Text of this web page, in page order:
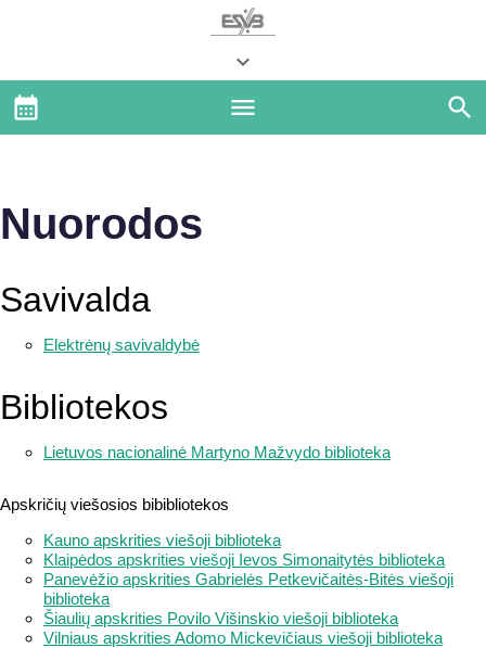
Nuorodos
Savivalda
Elektrėnų savivaldybė
Bibliotekos
Lietuvos nacionalinė Martyno Mažvydo biblioteka
Apskričių viešosios bibibliotekos
Kauno apskrities viešoji biblioteka
Klaipėdos apskrities viešoji Ievos Simonaitytės biblioteka
Panevėžio apskrities Gabrielės Petkevičaitės-Bitės viešoji
biblioteka
Šiaulių apskrities Povilo Višinskio viešoji biblioteka
Vilniaus apskrities Adomo Mickevičiaus viešoji biblioteka